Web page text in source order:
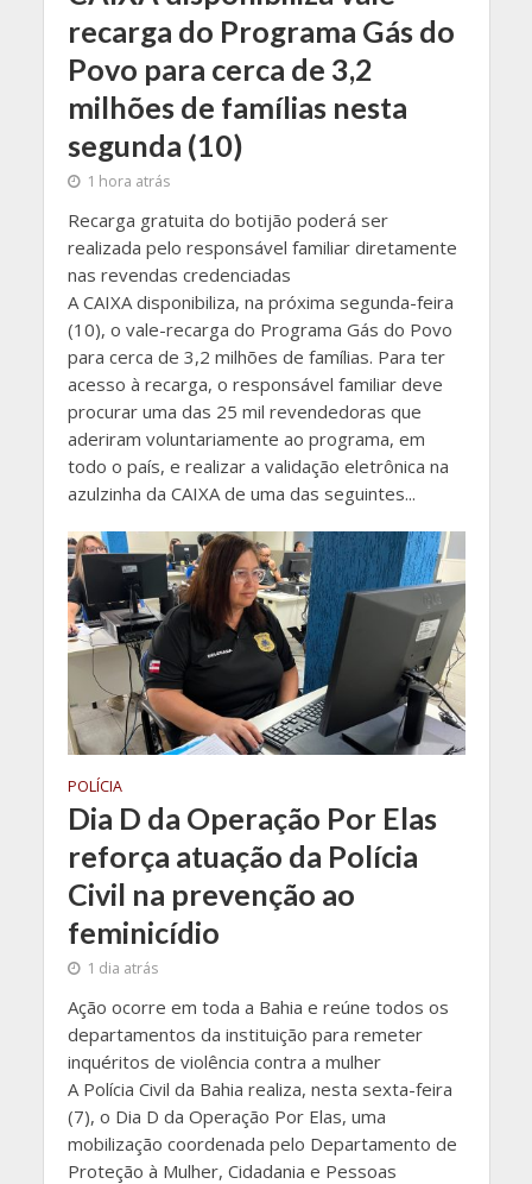
recarga do Programa Gás do
Povo para cerca de 3,2
milhões de famílias nesta
segunda (10)
1 hora atrás
Recarga gratuita do botijão poderá ser
realizada pelo responsável familiar diretamente
nas revendas credenciadas
​A CAIXA disponibiliza, na próxima segunda-feira
(10), o vale-recarga do Programa Gás do Povo
para cerca de 3,2 milhões de famílias. Para ter
acesso à recarga, o responsável familiar deve
procurar uma das 25 mil revendedoras que
aderiram voluntariamente ao programa, em
todo o país, e realizar a validação eletrônica na
azulzinha da CAIXA de uma das seguintes...
POLÍCIA
Dia D da Operação Por Elas
reforça atuação da Polícia
Civil na prevenção ao
feminicídio
1 dia atrás
Ação ocorre em toda a Bahia e reúne todos os
departamentos da instituição para remeter
inquéritos de violência contra a mulher
A Polícia Civil da Bahia realiza, nesta sexta-feira
(7), o Dia D da Operação Por Elas, uma
mobilização coordenada pelo Departamento de
Proteção à Mulher, Cidadania e Pessoas